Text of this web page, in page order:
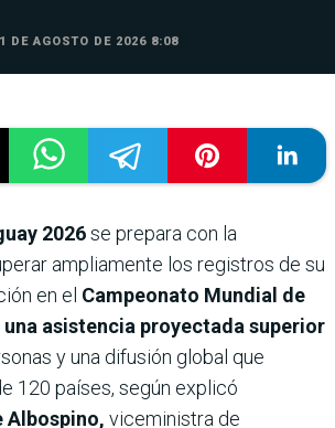
1 DE AGOSTO DE 2026 8:08
2026se prepara con la
ampliamente los registros de su
en el Campeonato Mundial de
una asistencia proyectada superior
y una difusión global que
120 países, según explicó
Albospino, viceministra de